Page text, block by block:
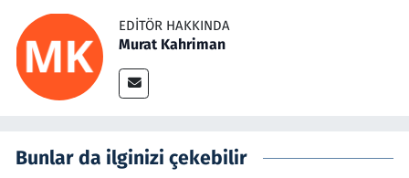
EDITÖR HAKKINDA
Murat Kahriman
Bunlar da ilginizi çekebilir